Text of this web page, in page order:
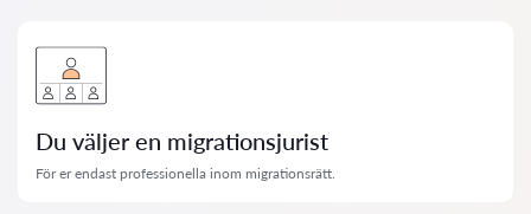
Du väljer en migrationsjurist
För er endast professionella inom migrationsrätt.